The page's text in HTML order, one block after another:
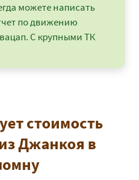
можете написать
по движению
С крупными ТК
стоимость
Джанкоя в